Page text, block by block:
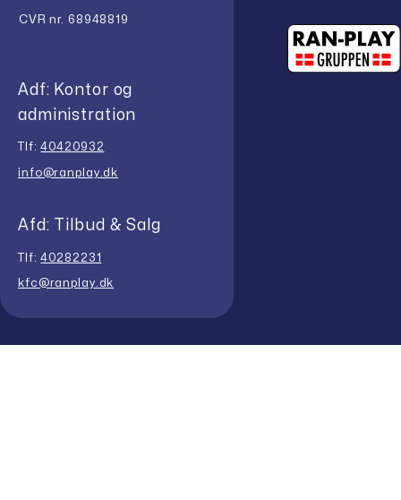
CVR nr. 68948819
Adf: Kontor og
administration
Tlf:40420932
info@ranplay.dk
Afd: Tilbud & Salg
Tlf:40282231
kfc@ranplay.dk